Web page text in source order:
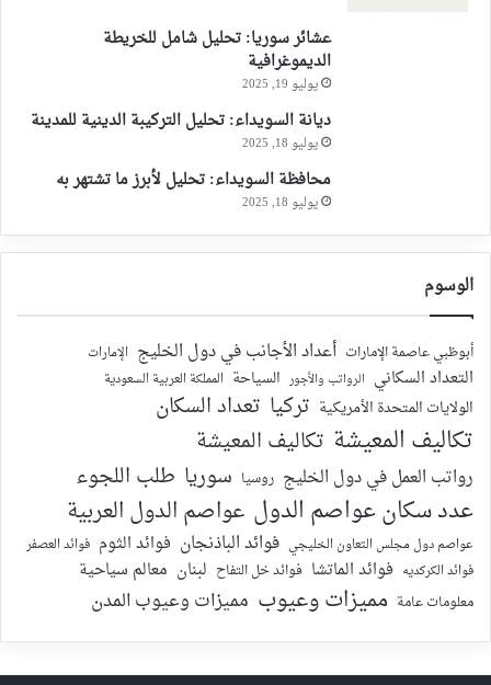
عشائر سوريا: تحليل شامل للخريطة
الديموغرافية
يوليو 19, 2025
ديانة السويداء: تحليل التركيبة الدينية للمدينة
يوليو 18, 2025
محافظة السويداء: تحليل لأبرز ما تشتهر به
يوليو 18, 2025
الوسوم
أبوظبي عاصمة الإمارات أعداد الأجانب في دول الخليج الإمارات
التعداد السكاني الرواتب والأجور السياحة المملكة العربية السعودية
الولايات المتحدة الأمريكية تركيا تعداد السكان
تكاليف المعيشة تكاليف المعيشة
رواتب العمل في دول الخليج روسيا سوريا طلب اللجوء
عدد سكان عواصم الدول عواصم الدول العربية
عواصم دول مجلس التعاون الخليجي فوائد الباذنجان فوائد الثوم فوائد العصفر
فوائد الكركديه فوائد الماتشا فوائد خل التفاح لبنان معالم سياحية
معلومات عامة مميزات وعيوب مميزات وعيوب المدن